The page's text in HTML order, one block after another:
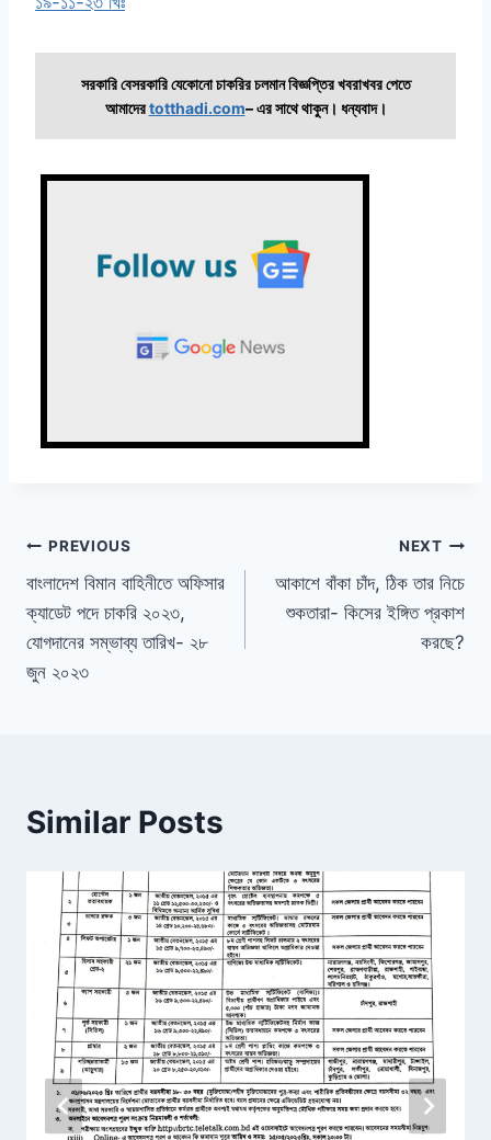
সরকারি বেসরকারি যেকোনো চাকরির চলমান বিজ্ঞপ্তির খবরাখবর পেতে
আমাদেরtotthadi.com– এর সাথে থাকুন। ধন্যবাদ।
Post
navigation
PREVIOUS
বাংলাদেশ বিমান বাহিনীতে অফিসার
ক্যাডেট পদে চাকরি ২০২৩,
যোগদানের সম্ভাব্য তারিখ- ২৮
জুন ২০২৩
NEXT
আকাশে বাঁকা চাঁদ, ঠিক তার নিচে
শুকতারা- কিসের ইঙ্গিত প্রকাশ
করছে?
Similar Posts